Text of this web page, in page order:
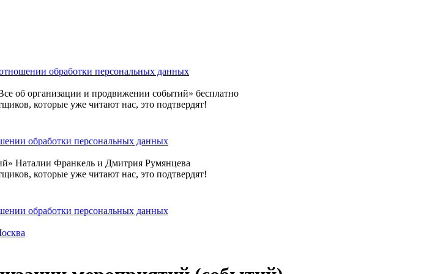
обработки персональных данных
об организации и продвижении событий» бесплатно
которые уже читают нас, это подтвердят!
обработки персональных данных
Наталии Франкель и Дмитрия Румянцева
которые уже читают нас, это подтвердят!
обработки персональных данных